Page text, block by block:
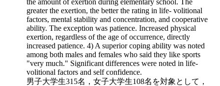
greater the exertion, the better the rating in life- volitional
factors, mental stability and concentration, and cooperative
ability. The exception was patience. Increased physical
exertion, regardless of the age of occurrence, directly
increased patience. 4) A superior coping ability was noted
among both males and females who said they like sports
"very much." Significant differences were noted in life-
volitional factors and self confidence.
男子大学生315名，女子大学生108名を対象として，